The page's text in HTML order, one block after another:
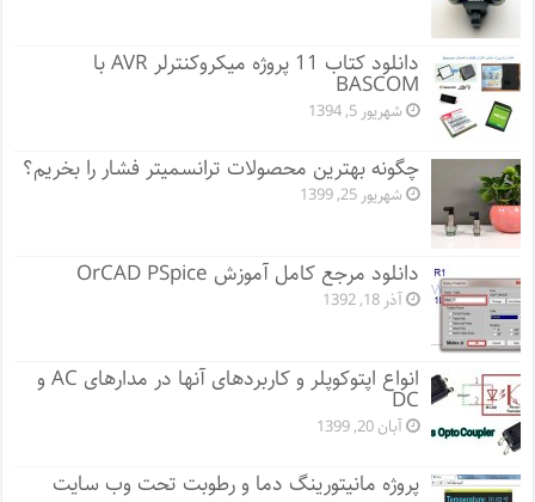
دانلود کتاب 11 پروژه میکروکنترلر AVR با
BASCOM
شهریور 5, 1394
چگونه بهترین محصولات ترانسمیتر فشار را بخریم؟
شهریور 25, 1399
دانلود مرجع کامل آموزش OrCAD PSpice
آذر 18, 1392
انواع اپتوکوپلر و کاربردهای آنها در مدارهای AC و
DC
آبان 20, 1399
پروژه مانيتورينگ دما و رطوبت تحت وب سایت